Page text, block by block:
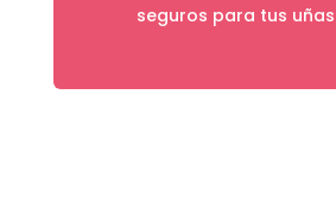
seguros para tus